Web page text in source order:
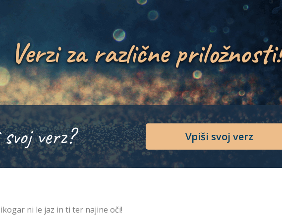
Verzi za različne priložnosti!
verz? Vpiši svoj verz
ni le jaz in ti ter najine oči!